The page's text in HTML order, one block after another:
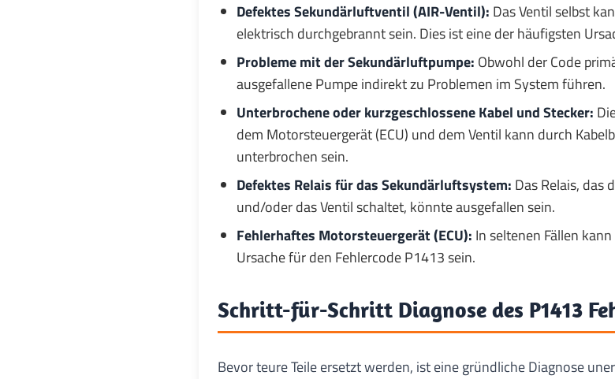
Defektes Sekundärluftventil (AIR-Ventil): Das Ventil selbst
elektrisch durchgebrannt sein. Dies ist eine der häufigsten
Probleme mit der Sekundärluftpumpe: Obwohl der Code
ausgefallene Pumpe indirekt zu Problemen im System führen.
Unterbrochene oder kurzgeschlossene Kabel und Stecker:
dem Motorsteuergerät (ECU) und dem Ventil kann durch
unterbrochen sein.
Defektes Relais für das Sekundärluftsystem: Das Relais, das
und/oder das Ventil schaltet, könnte ausgefallen sein.
Fehlerhaftes Motorsteuergerät (ECU): In seltenen Fällen
Ursache für den Fehlercode P1413 sein.
Schritt-für-Schritt Diagnose des P1413
Bevor teure Teile ersetzt werden, ist eine gründliche Diagnose